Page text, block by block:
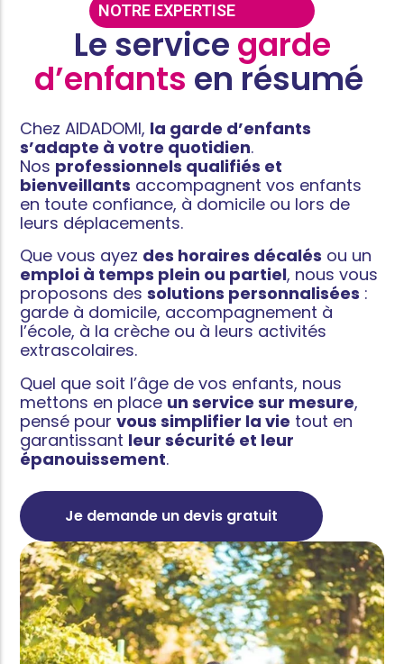
NOTRE EXPERTISE
Le service garde
d’enfants en résumé ​
Chez AIDADOMI, la garde d’enfants
s’adapte à votre quotidien.
Nos professionnels qualifiés et
bienveillants accompagnent vos enfants
en toute confiance, à domicile ou lors de
leurs déplacements.
Que vous ayez des horaires décalés ou un
emploi à temps plein ou partiel, nous vous
proposons dessolutions personnalisées :
garde à domicile, accompagnement à
l’école, à la crèche ou à leurs activités
extrascolaires.
Quel que soit l’âge de vos enfants, nous
mettons en place un service sur mesure,
pensé pourvous simplifier la vie tout en
garantissant leur sécurité et leur
épanouissement.
Je demande un devis gratuit